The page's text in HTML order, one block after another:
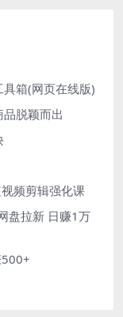
箱(网页在线版)
脱颖而出
频剪辑强化课
盘拉新 日赚1万